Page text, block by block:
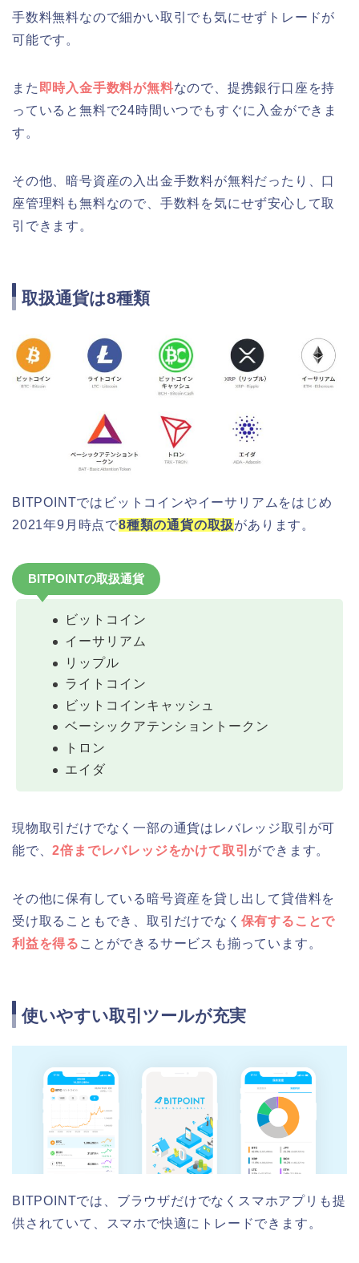
手数料無料なので細かい取引でも気にせずトレードが
可能です。
また 即時入金手数料が無料なので、提携銀行口座を持
っていると無料で24時間いつでもすぐに入金ができま
す。
その他、暗号資産の入出金手数料が無料だったり、口
座管理料も無料なので、手数料を気にせず安心して取
引できます。
取扱通貨は8種類
BITPOINTではビットコインやイーサリアムをはじめ
2021年9月時点で8種類の通貨の取扱があります。
BITPOINTの取扱通貨
ビットコイン
イーサリアム
リップル
ライトコイン
ビットコインキャッシュ
ベーシックアテンショントークン
トロン
エイダ
現物取引だけでなく一部の通貨はレバレッジ取引が可
能で、2倍までレバレッジをかけて取引 ができます。
その他に保有している暗号資産を貸し出して貸借料を
受け取ることもでき、取引だけでなく 保有することで
利益を得る ことができるサービスも揃っています。
使いやすい取引ツールが充実
BITPOINTでは、ブラウザだけでなくスマホアプリも提
供されていて、スマホで快適にトレードできます。